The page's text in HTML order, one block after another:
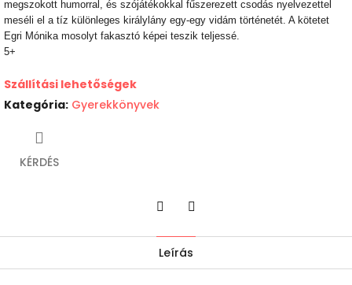
megszokott humorral, és szójátékokkal fűszerezett csodás nyelvezettel
meséli el a tíz különleges királylány egy-egy vidám történetét. A kötetet
Egri Mónika mosolyt fakasztó képei teszik teljessé.
5+
Szállítási lehetőségek
Kategória: Gyerekkönyvek
KÉRDÉS
Leírás